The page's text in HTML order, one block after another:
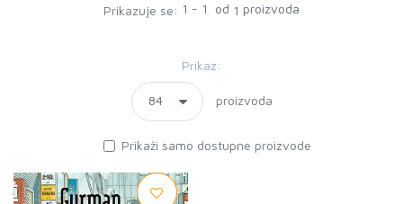
Prikazuje se: 1 - 1 od 1 proizvoda
Prikaz:
proizvoda
Prikaži samo dostupne proizvode